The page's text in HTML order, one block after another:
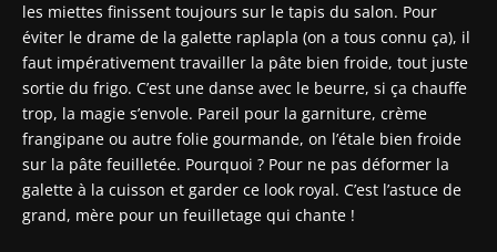
les miettes finissent toujours sur le tapis du salon. Pour
éviter le drame de la galette raplapla (on a tous connu ça), il
faut impérativement travailler la pâte bien froide, tout juste
sortie du frigo. C’est une danse avec le beurre, si ça chauffe
trop, la magie s’envole. Pareil pour la garniture, crème
frangipane ou autre folie gourmande, on l’étale bien froide
sur la pâte feuilletée. Pourquoi ? Pour ne pas déformer la
galette à la cuisson et garder ce look royal. C’est l’astuce de
grand, mère pour un feuilletage qui chante !